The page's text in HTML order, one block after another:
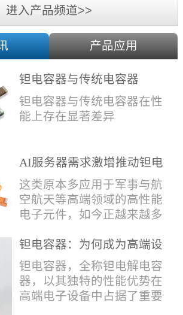
器
质钽电容
进入产品频道>>
产品应用
钽电容器与传统电容器
钽电容器与传统电容器在性
能上存在显著差异
AI服务器需求激增推动钽电
容涨价潮，行业供需紧张加
剧
这类原本多应用于军事与航
空航天等高端领域的高性能
电子元件，如今正越来越多
中，进一步加剧了市场的供
需紧张局面。
钽电容器：为何成为高端设
备首选的储能元件
钽电容器，全称钽电解电容
器，以其独特的性能优势在
高端电子设备中占据了重要